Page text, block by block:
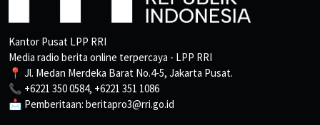
Kantor Pusat LPP RRI
Media radio berita online terpercaya - LPP RRI
📍 Jl. Medan Merdeka Barat No.4-5, Jakarta Pusat.
📞 +6221 350 0584, +6221 351 1086
📩 Pemberitaan: beritapro3@rri.go.id